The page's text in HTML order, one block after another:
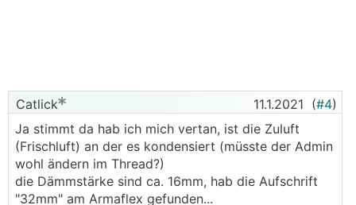
Catlick 11.1.2021 (#4)
Ja stimmt da hab ich mich vertan, ist die Zuluft
(Frischluft) an der es kondensiert (müsste der Admin
wohl ändern im Thread?)
die Dämmstärke sind ca. 16mm, hab die Aufschrift
"32mm" am Armaflex gefunden...